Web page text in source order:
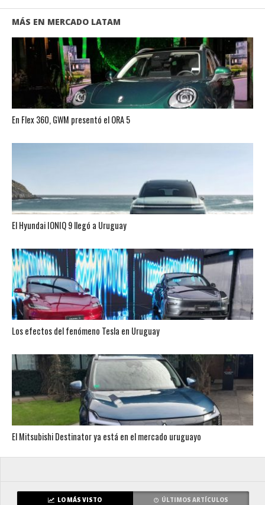
MÁS EN MERCADO LATAM
En Flex 360, GWM presentó el ORA 5
El Hyundai IONIQ 9 llegó a Uruguay
Los efectos del fenómeno Tesla en Uruguay
El Mitsubishi Destinator ya está en el mercado uruguayo
LO MÁS VISTO ÚLTIMOS ARTÍCULOS